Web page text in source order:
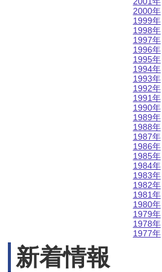
2000年
1999年
1998年
1997年
1996年
1995年
1994年
1993年
1992年
1991年
1990年
1989年
1988年
1987年
1986年
1985年
1984年
1983年
1982年
1981年
1980年
1979年
1978年
1977年
新着情報